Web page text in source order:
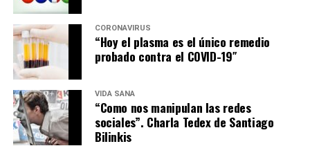
CORONAVIRUS
“Hoy el plasma es el único remedio
probado contra el COVID-19″
VIDA SANA
“Como nos manipulan las redes
sociales”. Charla Tedex de Santiago
Bilinkis